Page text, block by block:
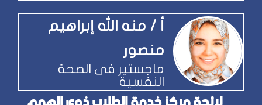
أ / منه الله إبراهيم
منصور
ماجستير فى الصحة
النفسية